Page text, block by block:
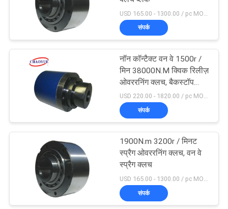
संपर्क
नॉन कॉन्टैक्ट वन वे 1500r /
मिन 38000N.M क्विक रिलीज़
ओवररनिंग क्लच, बैकस्टॉप
बेयरिंग
USD 220.00 - 1820.00 / pc MOQ:1 पीसी
संपर्क
1900N.m 3200r / मिनट
स्प्रैग ओवररनिंग क्लच, वन वे
स्प्रैग क्लच
USD 165.00 - 1300.00 / pc MOQ:1 पीसी
संपर्क